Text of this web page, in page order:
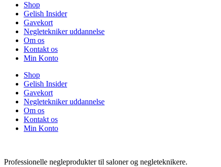
Shop
Gelish Insider
Gavekort
Negletekniker uddannelse
Om os
Kontakt os
Min Konto
Shop
Gelish Insider
Gavekort
Negletekniker uddannelse
Om os
Kontakt os
Min Konto
Professionelle negleprodukter til saloner og negleteknikere.